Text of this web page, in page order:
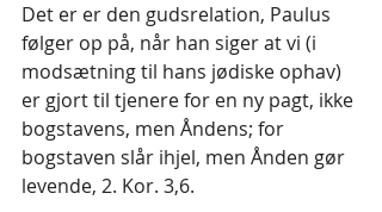
Det er er den gudsrelation, Paulus
følger op på, når han siger at vi (i
modsætning til hans jødiske ophav)
er gjort til tjenere for en ny pagt, ikke
bogstavens, men Åndens; for
bogstaven slår ihjel, men Ånden gør
levende, 2. Kor. 3,6.